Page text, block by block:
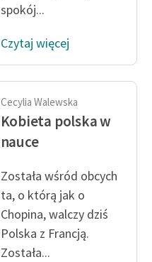
spokój...
Czytaj więcej
Cecylia Walewska
Kobieta polska w
nauce
Została wśród obcych
ta, o którą jak o
Chopina, walczy dziś
Polska z Francją.
Została...